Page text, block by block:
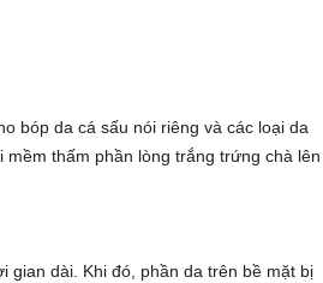
bóp da cá sấu nói riêng và các loại da
thấm phần lòng trắng trứng chà lên
dài. Khi đó, phần da trên bề mặt bị